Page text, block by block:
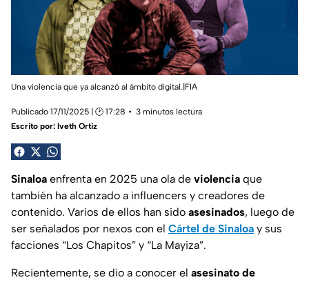
Una violencia que ya alcanzó al ámbito digital.|FIA
Publicado 17/11/2025 | 🕑 17:28
3 minutos lectura
Escrito por: Iveth Ortiz
Sinaloa enfrenta en 2025 una ola de violencia que
también ha alcanzado a influencers y creadores de
contenido. Varios de ellos han sido asesinados, luego de
ser señalados por nexos con el Cártel de Sinaloa y sus
facciones “Los Chapitos” y “La Mayiza”.
Recientemente, se dio a conocer el asesinato de